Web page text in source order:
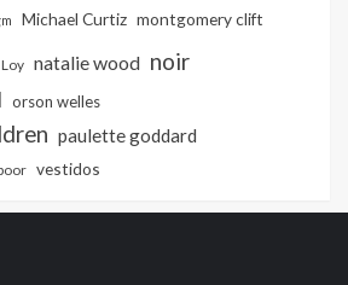
Michael Curtiz montgomery clift
natalie wood noir
orson welles
paulette goddard
vestidos